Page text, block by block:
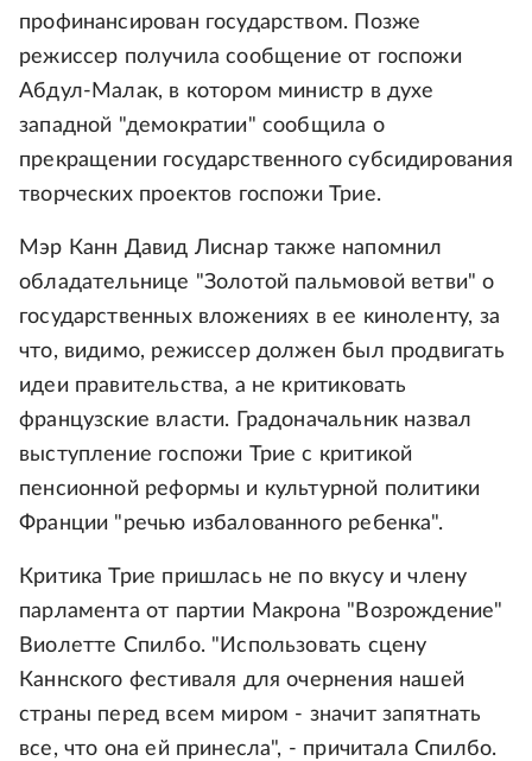
профинансирован государством. Позже
режиссер получила сообщение от госпожи
Абдул-Малак, в котором министр в духе
западной "демократии" сообщила о
прекращении государственного субсидирования
творческих проектов госпожи Трие.
Мэр Канн Давид Лиснар также напомнил
обладательнице "Золотой пальмовой ветви" о
государственных вложениях в ее киноленту, за
что, видимо, режиссер должен был продвигать
идеи правительства, а не критиковать
французские власти. Градоначальник назвал
выступление госпожи Трие с критикой
пенсионной реформы и культурной политики
Франции "речью избалованного ребенка".
Критика Трие пришлась не по вкусу и члену
парламента от партии Макрона "Возрождение"
Виолетте Спилбо. "Использовать сцену
Каннского фестиваля для очернения нашей
страны перед всем миром - значит запятнать
все, что она ей принесла", - причитала Спилбо.